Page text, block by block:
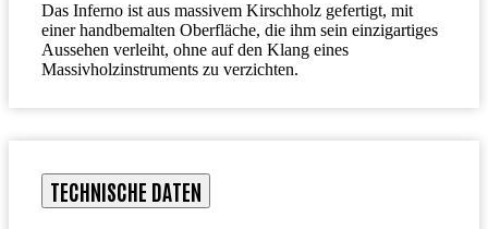
Das Inferno ist aus massivem Kirschholz gefertigt, mit
einer handbemalten Oberfläche, die ihm sein einzigartiges
Aussehen verleiht, ohne auf den Klang eines
Massivholzinstruments zu verzichten.
TECHNISCHE DATEN